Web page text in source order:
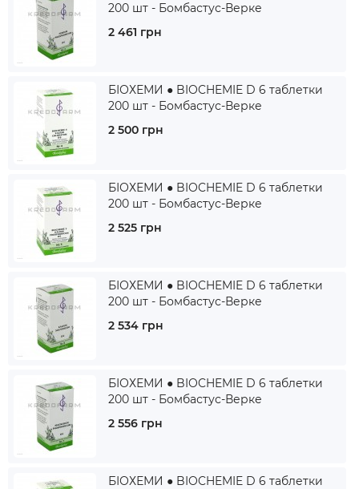
200 шт - Бомбастус-Верке
2 461 грн
БІОХЕМИ ● BIOCHEMIE D 6 таблетки
200 шт - Бомбастус-Верке
2 500 грн
БІОХЕМИ ● BIOCHEMIE D 6 таблетки
200 шт - Бомбастус-Верке
2 525 грн
БІОХЕМИ ● BIOCHEMIE D 6 таблетки
200 шт - Бомбастус-Верке
2 534 грн
БІОХЕМИ ● BIOCHEMIE D 6 таблетки
200 шт - Бомбастус-Верке
2 556 грн
БІОХЕМИ ● BIOCHEMIE D 6 таблетки